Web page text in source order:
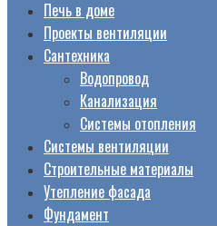
Печь в доме
Проекты вентиляции
Сантехника
Водопровод
Канализация
Системы отопления
Системы вентиляции
Строительные материалы
Утепление фасада
Фундамент